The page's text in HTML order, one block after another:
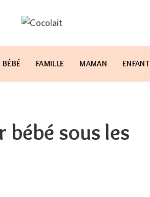
BÉBÉ FAMILLE MAMAN ENFANT
sous les